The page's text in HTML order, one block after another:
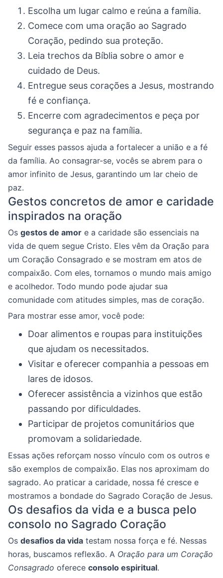
Escolha um lugar calmo e reúna a família.
Comece com uma oração ao Sagrado
Coração, pedindo sua proteção.
Leia trechos da Bíblia sobre o amor e
cuidado de Deus.
Entregue seus corações a Jesus, mostrando
fé e confiança.
Encerre com agradecimentos e peça por
segurança e paz na família.
Seguir esses passos ajuda a fortalecer a união e a fé
da família. Ao consagrar-se, vocês se abrem para o
amor infinito de Jesus, garantindo um lar cheio de
paz.
Gestos concretos de amor e caridade
inspirados na oração
Os gestos de amor e a caridade são essenciais na
vida de quem segue Cristo. Eles vêm da Oração para
um Coração Consagrado e se mostram em atos de
compaixão. Com eles, tornamos o mundo mais amigo
e acolhedor. Todo mundo pode ajudar sua
comunidade com atitudes simples, mas de coração.
Para mostrar esse amor, você pode:
Doar alimentos e roupas para instituições
que ajudam os necessitados.
Visitar e oferecer companhia a pessoas em
lares de idosos.
Oferecer assistência a vizinhos que estão
passando por dificuldades.
Participar de projetos comunitários que
promovam a solidariedade.
Essas ações reforçam nosso vínculo com os outros e
são exemplos de compaixão. Elas nos aproximam do
sagrado. Ao praticar a caridade, nossa fé cresce e
mostramos a bondade do Sagrado Coração de Jesus.
Os desafios da vida e a busca pelo
consolo no Sagrado Coração
Os desafios da vida testam nossa força e fé. Nessas
horas, buscamos reflexão. A Oração para um Coração
Consagrado oferece consolo espiritual.